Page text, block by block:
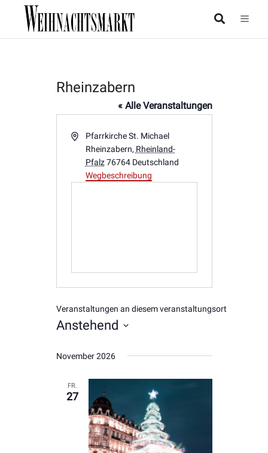
Rheinzabern
« Alle Veranstaltungen
AdressePfarrkirche St. Michael
Rheinzabern, Rheinland-
Pfalz 76764 Deutschland
Wegbeschreibung
Veranstaltungen an diesem veranstaltungsort
Anstehend
wählen.
November 2026
FR.
27